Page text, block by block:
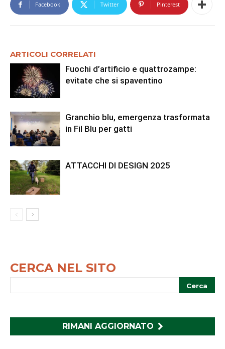
Facebook Twitter Pinterest
ARTICOLI CORRELATI
Fuochi d’artificio e quattrozampe:
evitate che si spaventino
Granchio blu, emergenza trasformata
in Fil Blu per gatti
ATTACCHI DI DESIGN 2025
CERCA NEL SITO
RIMANI AGGIORNATO